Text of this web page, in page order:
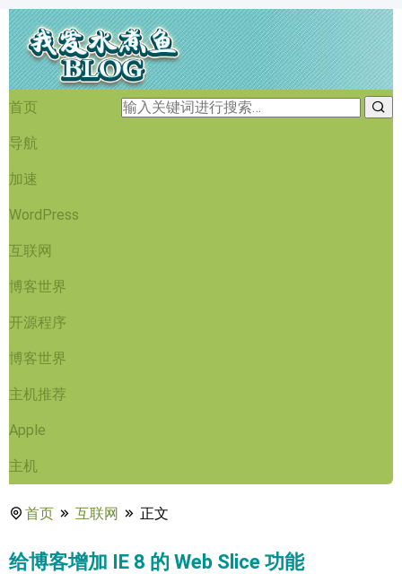
首页
导航
加速
WordPress
互联网
博客世界
开源程序
博客世界
主机推荐
Apple
主机
首页 互联网 正文
给博客增加 IE 8 的 Web Slice 功能